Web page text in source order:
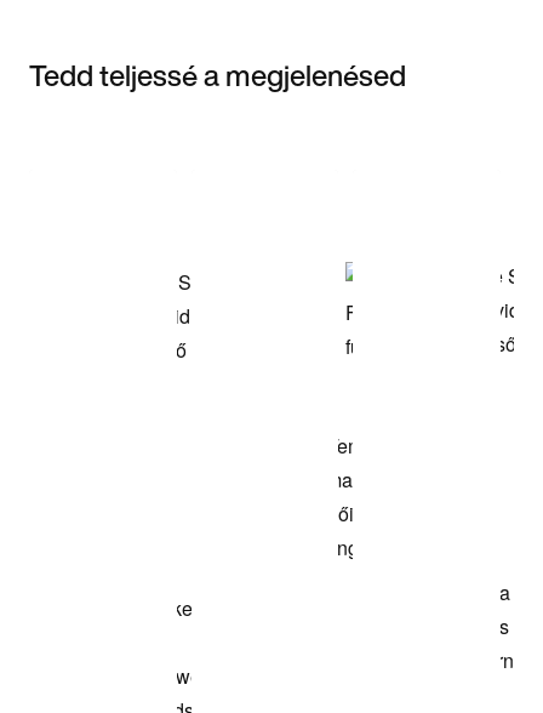
Tedd teljessé a megjelenésed